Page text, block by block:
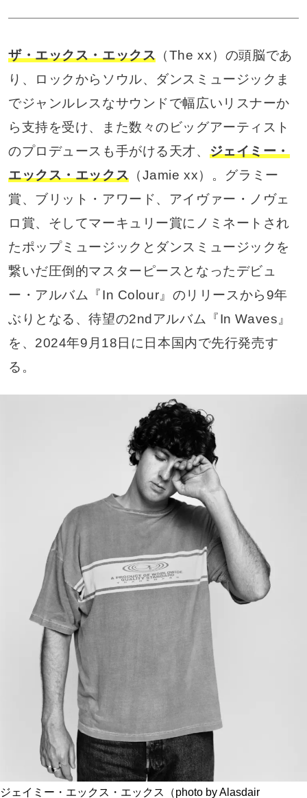
ザ・エックス・エックス （The xx）の頭脳であ
り、ロックからソウル、ダンスミュージックま
でジャンルレスなサウンドで幅広いリスナーか
ら支持を受け、また数々のビッグアーティスト
のプロデュースも手がける天才、 ジェイミー・
エックス・エックス （Jamie xx）。グラミー
賞、ブリット・アワード、アイヴァー・ノヴェ
ロ賞、そしてマーキュリー賞にノミネートされ
たポップミュージックとダンスミュージックを
繋いだ圧倒的マスターピースとなったデビュ
ー・アルバム『In Colour』のリリースから9年
ぶりとなる、待望の2ndアルバム『In Waves』
を、2024年9月18日に日本国内で先行発売す
る。
ジェイミー・エックス・エックス（photo by Alasdair